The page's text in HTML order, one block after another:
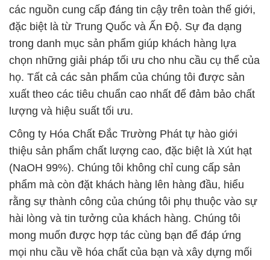
các nguồn cung cấp đáng tin cậy trên toàn thế giới,
đặc biệt là từ Trung Quốc và Ấn Độ. Sự đa dạng
trong danh mục sản phẩm giúp khách hàng lựa
chọn những giải pháp tối ưu cho nhu cầu cụ thể của
họ. Tất cả các sản phẩm của chúng tôi được sản
xuất theo các tiêu chuẩn cao nhất để đảm bảo chất
lượng và hiệu suất tối ưu.
Công ty Hóa Chất Đắc Trường Phát tự hào giới
thiệu sản phẩm chất lượng cao, đặc biệt là Xút hạt
(NaOH 99%). Chúng tôi không chỉ cung cấp sản
phẩm mà còn đặt khách hàng lên hàng đầu, hiểu
rằng sự thành công của chúng tôi phụ thuộc vào sự
hài lòng và tin tưởng của khách hàng. Chúng tôi
mong muốn được hợp tác cùng bạn để đáp ứng
mọi nhu cầu về hóa chất của bạn và xây dựng mối